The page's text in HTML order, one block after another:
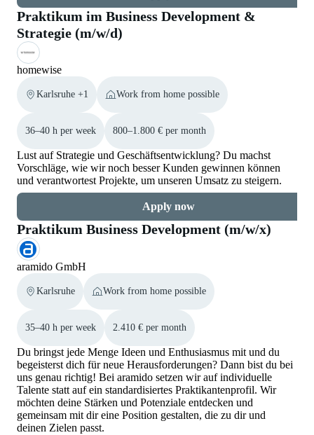
Praktikum im Business Development &
Strategie (m/w/d)
homewise
Karlsruhe +1 Work from home possible
36–40 h per week 800–1.800 € per month
Lust auf Strategie und Geschäftsentwicklung? Du machst
Vorschläge, wie wir noch besser Kunden gewinnen können
und verantwortest Projekte, um unseren Umsatz zu steigern.
Apply now
Praktikum Business Development (m/w/x)
aramido GmbH
Karlsruhe Work from home possible
35–40 h per week 2.410 € per month
Du bringst jede Menge Ideen und Enthusiasmus mit und du
begeisterst dich für neue Herausforderungen? Dann bist du bei
uns genau richtig! Bei aramido setzen wir auf individuelle
Talente statt auf ein standardisiertes Praktikantenprofil. Wir
möchten deine Stärken und Potenziale entdecken und
gemeinsam mit dir eine Position gestalten, die zu dir und
deinen Zielen passt.